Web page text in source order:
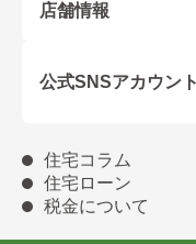
店舗情報
公式SNSアカウント
住宅コラム
住宅ローン
税金について